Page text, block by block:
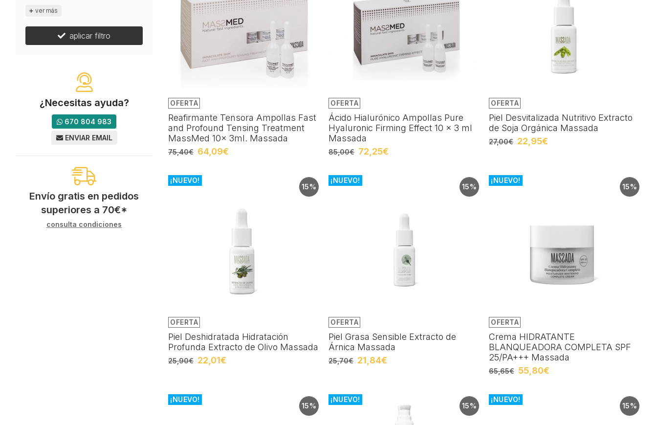
OFERTA
Reafirmante Tensora Ampollas Fast
and Profound Tensing Treatment
MassMed 10x 3ml. Massada
75,40€ 64,09€
OFERTA
Ácido Hialurónico Ampollas Pure
Hyaluronic Firming Effect 10 x 3 ml
Massada
85,00€ 72,25€
OFERTA
Piel Desvitalizada Nutritivo Extracto
de Soja Orgánica Massada
27,00€ 22,95€
15%
OFERTA
¡NUEVO!
Piel Deshidratada Hidratación
Profunda Extracto de Olivo Massada
25,90€ 22,01€
15%
OFERTA
¡NUEVO!
Piel Grasa Sensible Extracto de
Árnica Massada
25,70€ 21,84€
15%
OFERTA
¡NUEVO!
Crema HIDRATANTE
BLANQUEADORA COMPLETA SPF
25/PA+++ Massada
65,65€ 55,80€
15%
¡NUEVO!
15%
¡NUEVO!
15%
¡NUEVO!
ver más
aplicar filtro
¿Necesitas ayuda?
670 804 983
ENVIAR EMAIL
Envío gratis en pedidos
superiores a 70€*
consulta condiciones